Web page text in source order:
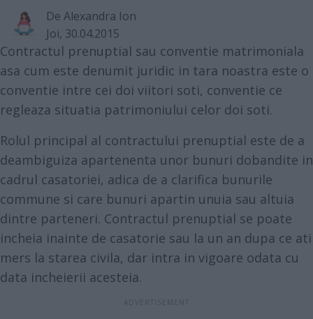
De Alexandra Ion
Joi, 30.04.2015
Contractul prenuptial sau conventie matrimoniala
asa cum este denumit juridic in tara noastra este o
conventie intre cei doi viitori soti, conventie ce
regleaza situatia patrimoniului celor doi soti.
Rolul principal al contractului prenuptial este de a
deambiguiza apartenenta unor bunuri dobandite in
cadrul casatoriei, adica de a clarifica bunurile
commune si care bunuri apartin unuia sau altuia
dintre parteneri. Contractul prenuptial se poate
incheia inainte de casatorie sau la un an dupa ce ati
mers la starea civila, dar intra in vigoare odata cu
data incheierii acesteia.